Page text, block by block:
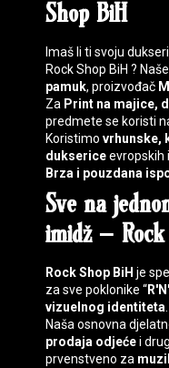
Shop BiH
Imaš li ti svoju
Rock Shop BiH ?
pamuk, proizvođač
Za Print na majice,
predmete se koristi
Koristimo vrhunske,
duksericeevropskih
Brza i pouzdana
Sve na
imidž–
Rock Shop BiH je
za sve poklonike “
vizuelnog identiteta
Naša osnovna
prodaja odjećei
prvenstveno za